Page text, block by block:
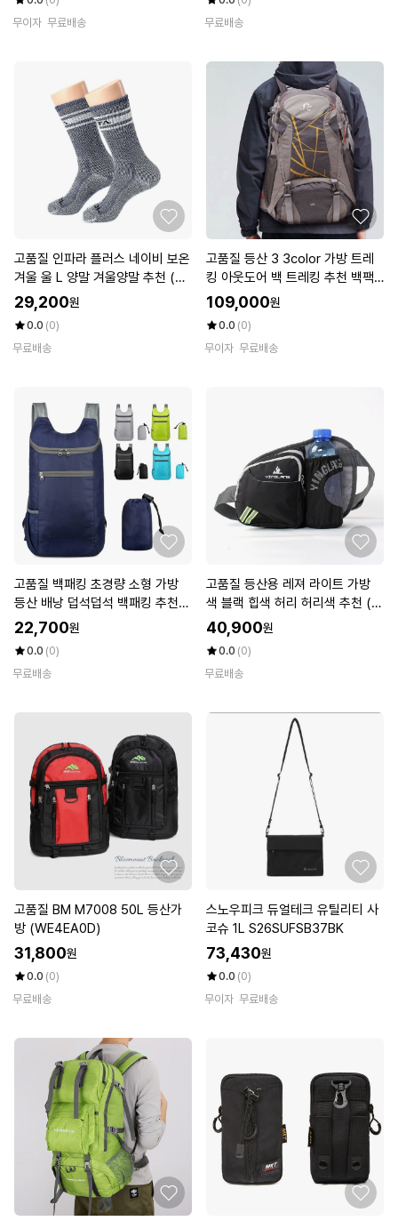
무이자 무료배송
무료배송
고품질 인파라 플러스 네이비 보온
겨울 울 L 양말 겨울양말 추천 (W
FKEOVP)
29,200원
0.0 (0)
무료배송
고품질 등산 3 3color 가방 트레
킹 아웃도어 백 트레킹 추천 백팩
추천 (WFKEOYJ)
109,000원
0.0 (0)
무이자 무료배송
고품질 백패킹 초경량 소형 가방
등산 배낭 덥석덥석 백패킹 추천
(WFKEOYR)
22,700원
0.0 (0)
무료배송
고품질 등산용 레져 라이트 가방
색 블랙 힙색 허리 허리색 추천 (W
FKEOXC)
40,900원
0.0 (0)
무료배송
고품질 BM M7008 50L 등산가
방 (WE4EA0D)
31,800원
0.0 (0)
무료배송
스노우피크 듀얼테크 유틸리티 사
코슈 1L S26SUFSB37BK
73,430원
0.0 (0)
무이자 무료배송